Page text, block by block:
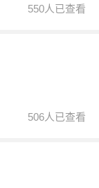
550人已查看
506人已查看